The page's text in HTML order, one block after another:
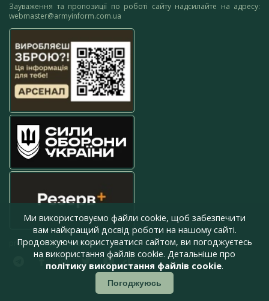
Зауваження та пропозиції по роботі сайту надсилайте на адресу:
webmaster@armyinform.com.ua
press@armyinform.com.ua
Ми використовуємо файли cookie, щоб забезпечити
вам найкращий досвід роботи на нашому сайті.
Продовжуючи користуватися сайтом, ви погоджуєтесь
на використання файлів cookie. Детальніше про
політику використання файлів cookie.
Погоджуюсь